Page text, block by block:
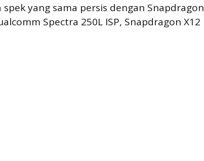
yang sama persis dengan
Spectra 250L ISP, Snapdragon X12